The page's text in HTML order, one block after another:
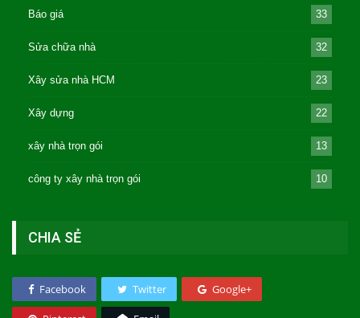
Báo giá 33
Sửa chữa nhà 32
Xây sửa nhà HCM 23
Xây dựng 22
xây nhà trọn gói 13
công ty xây nhà trọn gói 10
CHIA SẺ
Facebook Twitter Google+